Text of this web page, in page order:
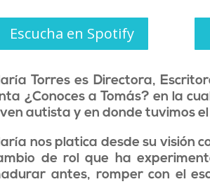
Escucha en Spotify
Torres es Directora,
¿Conoces a Tomás? en la
autista y en donde tuvimos
nos platica desde su visión
de rol que ha
antes, romper con el